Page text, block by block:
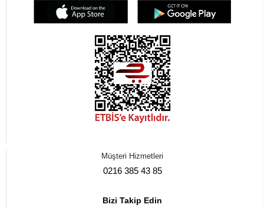
Müşteri Hizmetleri
0216 385 43 85
Bizi Takip Edin